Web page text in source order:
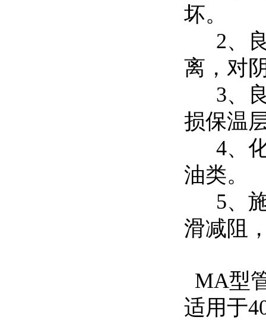
坏。
2、良
离，对
3、良
损保温
4、化
油类。
5、施
滑减阻
MA型
适用于